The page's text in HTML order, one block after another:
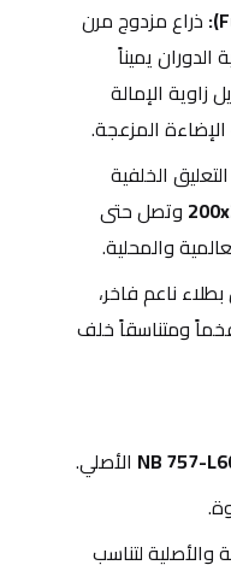
المزعجة.
وتصل حتى
والمحلية.
NB 757- الأصلي.